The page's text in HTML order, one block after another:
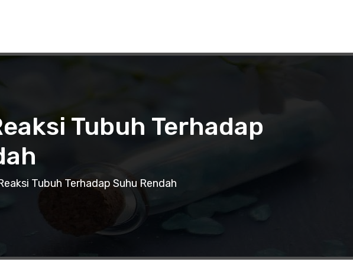
Tubuh Terhadap
Tubuh Terhadap Suhu Rendah